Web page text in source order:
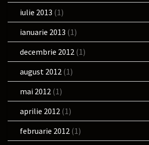
iulie 2013 (1)
ianuarie 2013 (1)
decembrie 2012 (1)
august 2012 (1)
mai 2012 (1)
aprilie 2012 (1)
februarie 2012 (1)